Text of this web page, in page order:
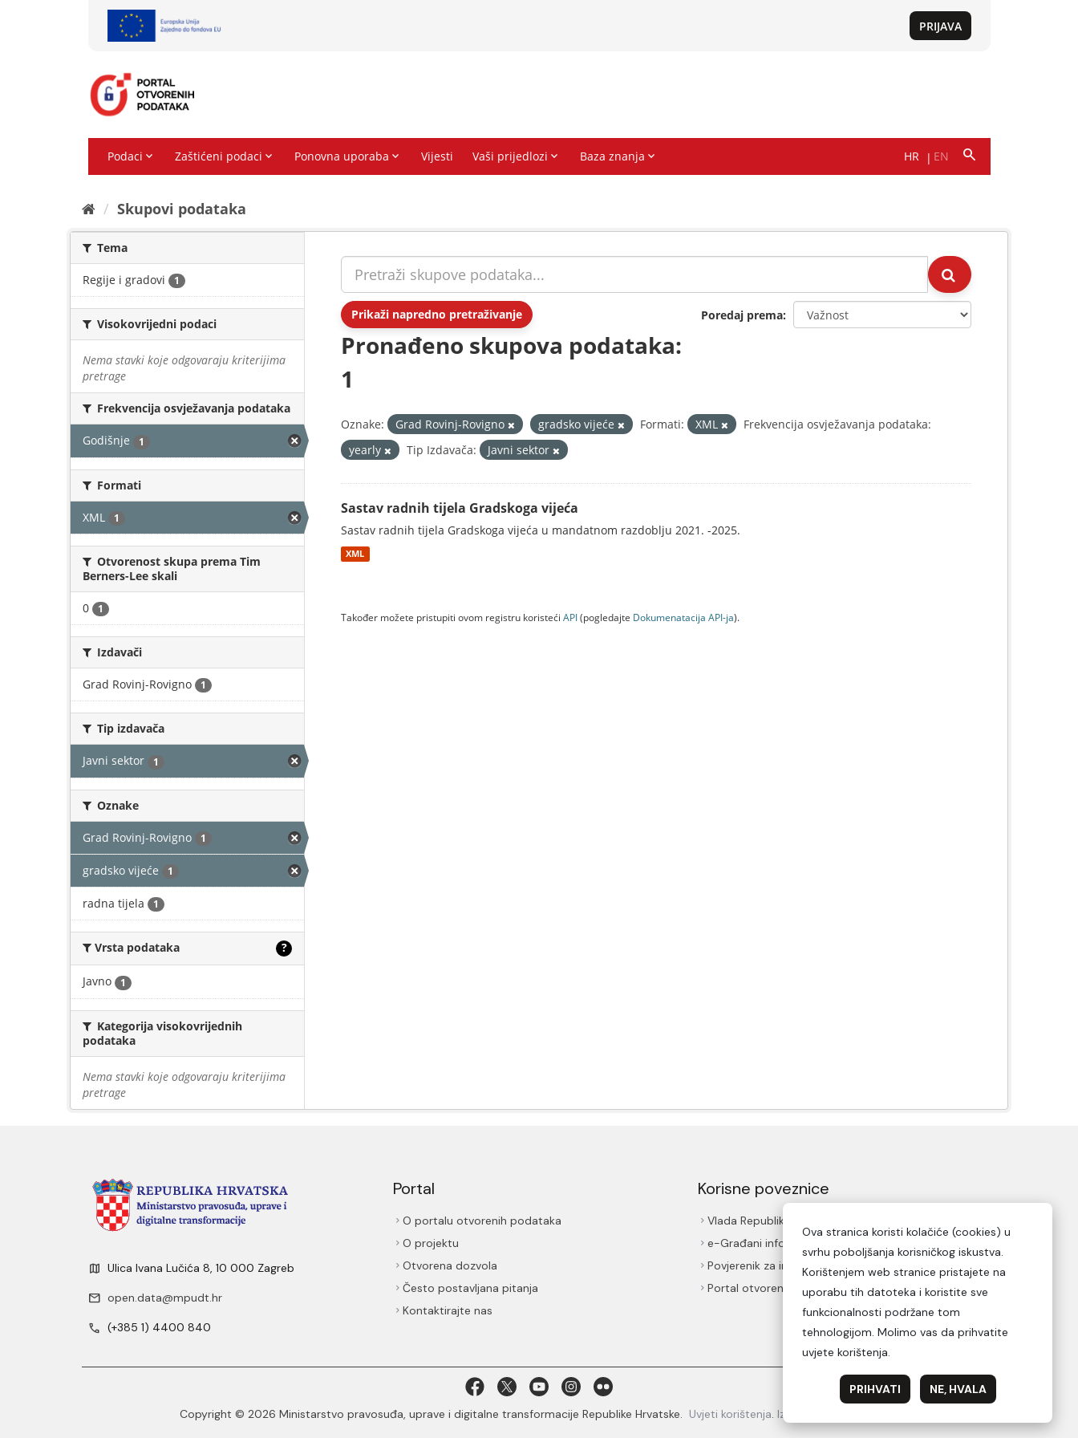
Skupovi podаtаkа
Tema
Regije i gradovi 1
Visokovrijedni podaci
Nema stavki koje odgovaraju kriterijima
pretrage
Frekvencija osvježavanja podataka
Godišnje 1
Formati
XML 1
Otvorenost skupa prema Tim
Berners-Lee skali
0 1
Izdavači
Grad Rovinj-Rovigno 1
Tip izdavača
Javni sektor 1
Oznake
Grad Rovinj-Rovigno 1
gradsko vijeće 1
radna tijela 1
Vrsta podataka ?
Javno 1
Kategorija visokovrijednih
podataka
Nema stavki koje odgovaraju kriterijima
pretrage
Prikaži napredno pretraživanje Poredaj prema
Pronađeno skupova podataka:
1
Oznake: Grad Rovinj-Rovigno gradsko vijeće Formati: XML
Frekvencija osvježavanja podataka:
yearly
Tip Izdavača: Javni sektor
Sastav radnih tijela Gradskoga vijeća
Sastav radnih tijela Gradskoga vijeća u mandatnom razdoblju 2021. -2025.
XML
Također možete pristupiti ovom registru koristeći API(pogledajte Dokumenаtаcijа API-jа).